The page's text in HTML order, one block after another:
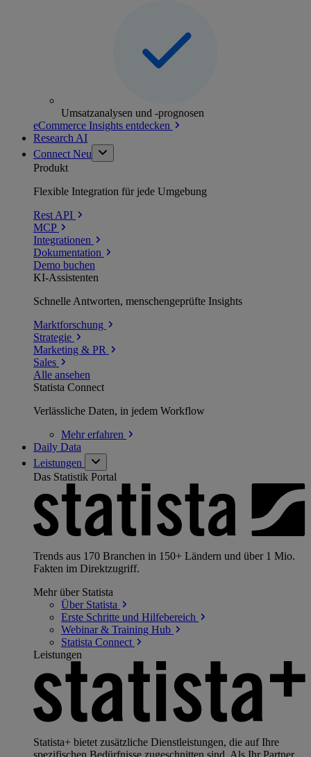
Umsatzanalysen und -prognosen
eCommerce Insights entdecken
Research AI
Connect Neu
Produkt
Flexible Integration für jede Umgebung
Rest API
MCP
Integrationen
Dokumentation
Demo buchen
KI-Assistenten
Schnelle Antworten, menschengeprüfte Insights
Marktforschung
Strategie
Marketing & PR
Sales
Alle ansehen
Statista Connect
Verlässliche Daten, in jedem Workflow
Mehrerfahren
Daily Data
Leistungen
Das Statistik Portal
Trends aus 170 Branchen in 150+ Ländern und über 1 Mio.
Fakten im Direktzugriff.
Mehr über Statista
Über Statista
Erste Schritte und Hilfebereich
Webinar & Training Hub
Statista Connect
Leistungen
Statista+ bietet zusätzliche Dienstleistungen, die auf Ihre
spezifischen Bedürfnisse zugeschnitten sind. Als Ihr Partner